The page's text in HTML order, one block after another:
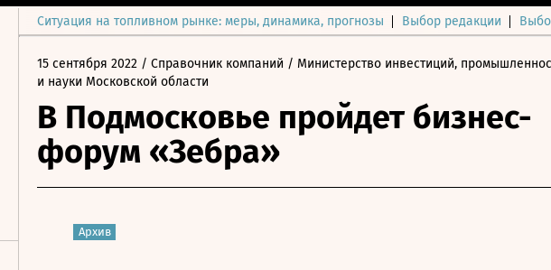
Ситуация на топливном рынке: меры, динамика, прогнозы Выбор редакции
15 сентября 2022 / Справочник компаний / Министерство инвестиций,
и науки Московской области
В Подмосковье пройдет бизнес-
форум «Зебра»
Архив